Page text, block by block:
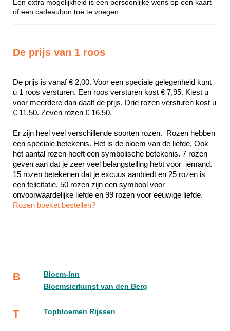
Een extra mogelijkheid is een persoonlijke wens op een kaart
of een cadeaubon toe te voegen.
De prijs van 1 roos
De prijs is vanaf € 2,00. Voor een speciale gelegenheid kunt
u 1 roos versturen. Een roos versturen kost € 7,95. Kiest u
voor meerdere dan daalt de prijs. Drie rozen versturen kost u
€ 11,50. Zeven rozen € 16,50.
Er zijn heel veel verschillende soorten rozen.  Rozen hebben
een speciale betekenis. Het is de bloem van de liefde. Ook
het aantal rozen heeft een symbolische betekenis. 7 rozen
geven aan dat je zeer veel belangstelling hebt voor  iemand.
15 rozen betekenen dat je excuus aanbiedt en 25 rozen is
een felicitatie. 50 rozen zijn een symbool voor
Rozen boeket bestellen?
B
Bloem-Inn
Bloemsierkunst van den Berg
T Topbloemen Rijssen